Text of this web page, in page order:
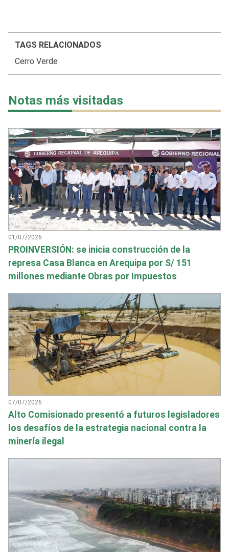
TAGS RELACIONADOS
Cerro Verde
Notas más visitadas
01/07/2026
PROINVERSIÓN: se inicia construcción de la
represa Casa Blanca en Arequipa por S/ 151
millones mediante Obras por Impuestos
07/07/2026
Alto Comisionado presentó a futuros legisladores
los desafíos de la estrategia nacional contra la
minería ilegal